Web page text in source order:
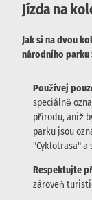
Jízda na
Jak si na dvou
národního parku
Používej
speciálně
přírodu, aniž
parku jsou
"Cyklotrasa" a
Respektujte
zároveň